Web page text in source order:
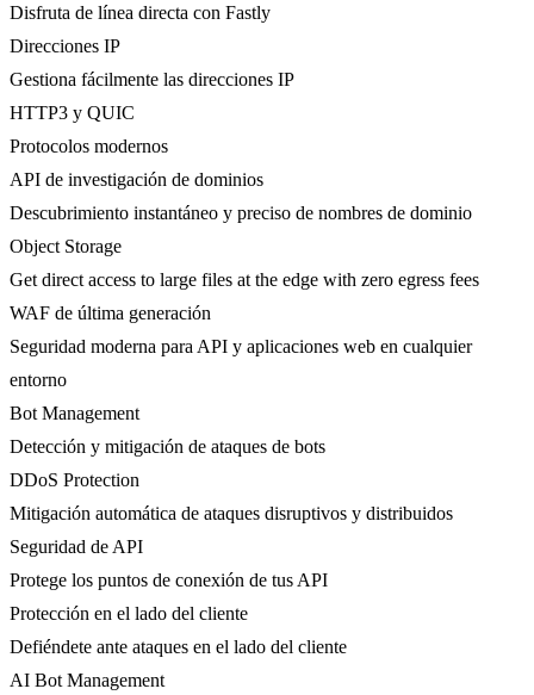
Disfruta de línea directa con Fastly
Direcciones IP
Gestiona fácilmente las direcciones IP
HTTP3 y QUIC
Protocolos modernos
API de investigación de dominios
Descubrimiento instantáneo y preciso de nombres de dominio
Object Storage
Get direct access to large files at the edge with zero egress fees
WAF de última generación
Seguridad moderna para API y aplicaciones web en cualquier
entorno
Bot Management
Detección y mitigación de ataques de bots
DDoS Protection
Mitigación automática de ataques disruptivos y distribuidos
Seguridad de API
Protege los puntos de conexión de tus API
Protección en el lado del cliente
Defiéndete ante ataques en el lado del cliente
AI Bot Management